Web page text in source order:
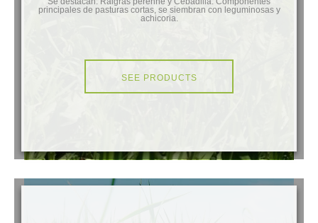
principales de pasturas cortas, se siembran con leguminosas y
achicoria.
SEE PRODUCTS